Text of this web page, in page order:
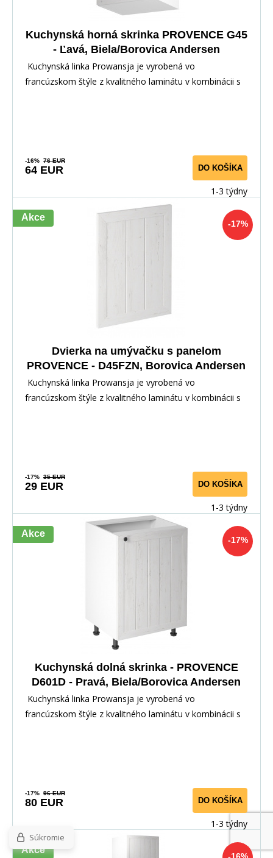
Kuchynská horná skrinka PROVENCE G45
- Ľavá, Biela/Borovica Andersen
Kuchynská linka Prowansja je vyrobená vo
francúzskom štýle z kvalitného laminátu v kombinácii s
-16% 76 EUR
64 EUR DO KOŠÍKA
1-3 týdny
-17%
Akce
Dvierka na umývačku s panelom
PROVENCE - D45FZN, Borovica Andersen
Kuchynská linka Prowansja je vyrobená vo
francúzskom štýle z kvalitného laminátu v kombinácii s
-17% 35 EUR
29 EUR DO KOŠÍKA
1-3 týdny
-17%
Akce
Kuchynská dolná skrinka - PROVENCE
D601D - Pravá, Biela/Borovica Andersen
Kuchynská linka Prowansja je vyrobená vo
francúzskom štýle z kvalitného laminátu v kombinácii s
-17% 96 EUR
80 EUR DO KOŠÍKA
1-3 týdny
Akce
Súkromie